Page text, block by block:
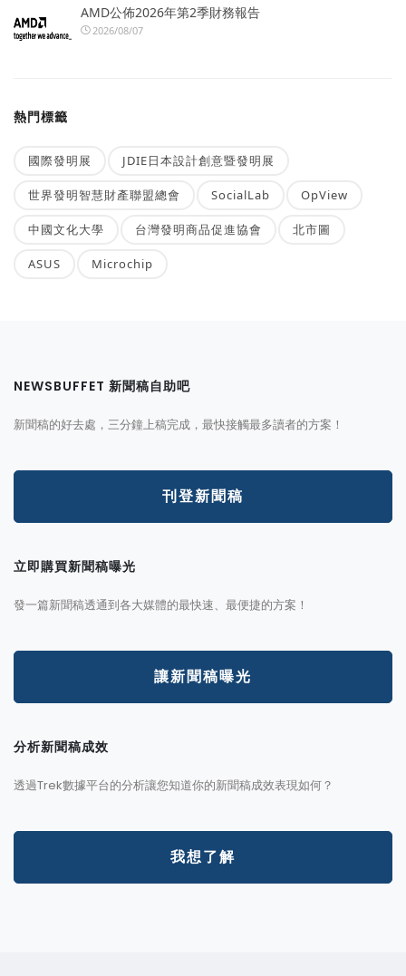
AMD公佈2026年第2季財務報告
2026/08/07
熱門標籤
國際發明展 JDIE日本設計創意暨發明展
世界發明智慧財產聯盟總會 SocialLab OpView
中國文化大學 台灣發明商品促進協會 北市圖
ASUS Microchip
NEWSBUFFET 新聞稿自助吧
新聞稿的好去處，三分鐘上稿完成，最快接觸最多讀者的方案！
刊登新聞稿
立即購買新聞稿曝光
發一篇新聞稿透通到各大媒體的最快速、最便捷的方案！
讓新聞稿曝光
分析新聞稿成效
透過Trek數據平台的分析讓您知道你的新聞稿成效表現如何？
我想了解